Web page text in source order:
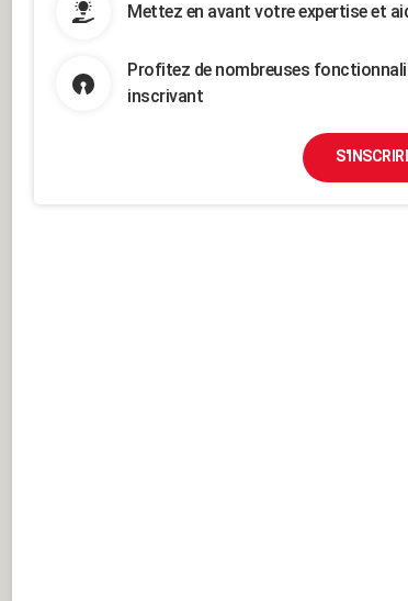
Mettez en avant votre expertise et
Profitez de nombreuses
inscrivant